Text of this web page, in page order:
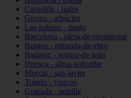
Castellón - nules
Girona - arbúcies
Las-palmas - tinajo
Barcelona - olesa-de-montserrat
Burgos - miranda-de-ebro
Badajoz - segura-de-león
Huesca - aínsa-sobrarbe
Murcia - san-javier
Toledo - yuncos
Granada - armilla